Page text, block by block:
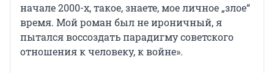
начале 2000-х, такое, знаете, мое личное „злое“
время. Мой роман был не ироничный, я
пытался воссоздать парадигму советского
отношения к человеку, к войне».